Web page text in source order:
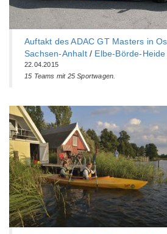
Auftakt des ADAC GT Masters in
Sachsen-Anhalt/ Elbe-Börde-Heide
22.04.2015
15 Teams mit 25 Sportwagen.